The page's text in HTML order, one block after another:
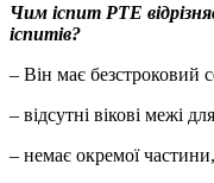
Чим іспит PTE
іспитів?
– Він має безстроковий
– відсутні вікові межі
– немає окремої